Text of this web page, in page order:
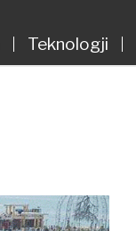
Teknologji